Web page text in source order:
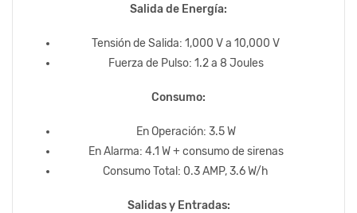
Salida de Energía:
Tensión de Salida: 1,000 V a 10,000 V
Fuerza de Pulso: 1.2 a 8 Joules
Consumo:
En Operación: 3.5 W
En Alarma: 4.1 W + consumo de sirenas
Consumo Total: 0.3 AMP, 3.6 W/h
Salidas y Entradas: